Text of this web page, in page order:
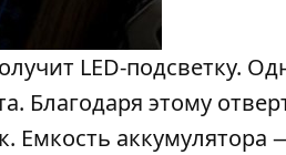
LED-подсветку.
Благодаря этому
Емкость аккумулятора